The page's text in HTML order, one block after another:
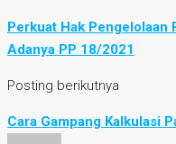
Perkuat Hak Pengelolaan
Adanya PP 18/2021
Posting berikutnya
Cara Gampang Kalkulasi